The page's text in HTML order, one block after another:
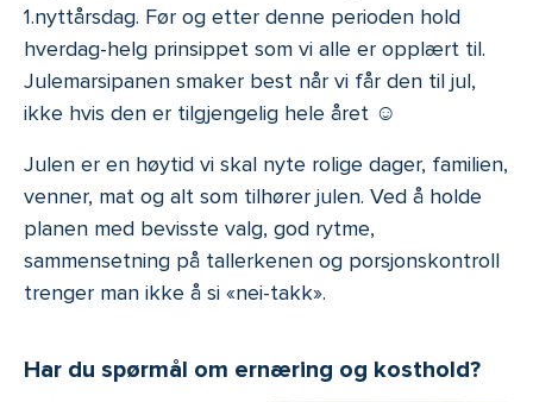
1.nyttårsdag. Før og etter denne perioden hold
hverdag-helg prinsippet som vi alle er opplært til.
Julemarsipanen smaker best når vi får den til jul,
ikke hvis den er tilgjengelig hele året ☺
Julen er en høytid vi skal nyte rolige dager, familien,
venner, mat og alt som tilhører julen. Ved å holde
planen med bevisste valg, god rytme,
sammensetning på tallerkenen og porsjonskontroll
trenger man ikke å si «nei-takk».
Har du spørmål om ernæring og kosthold?